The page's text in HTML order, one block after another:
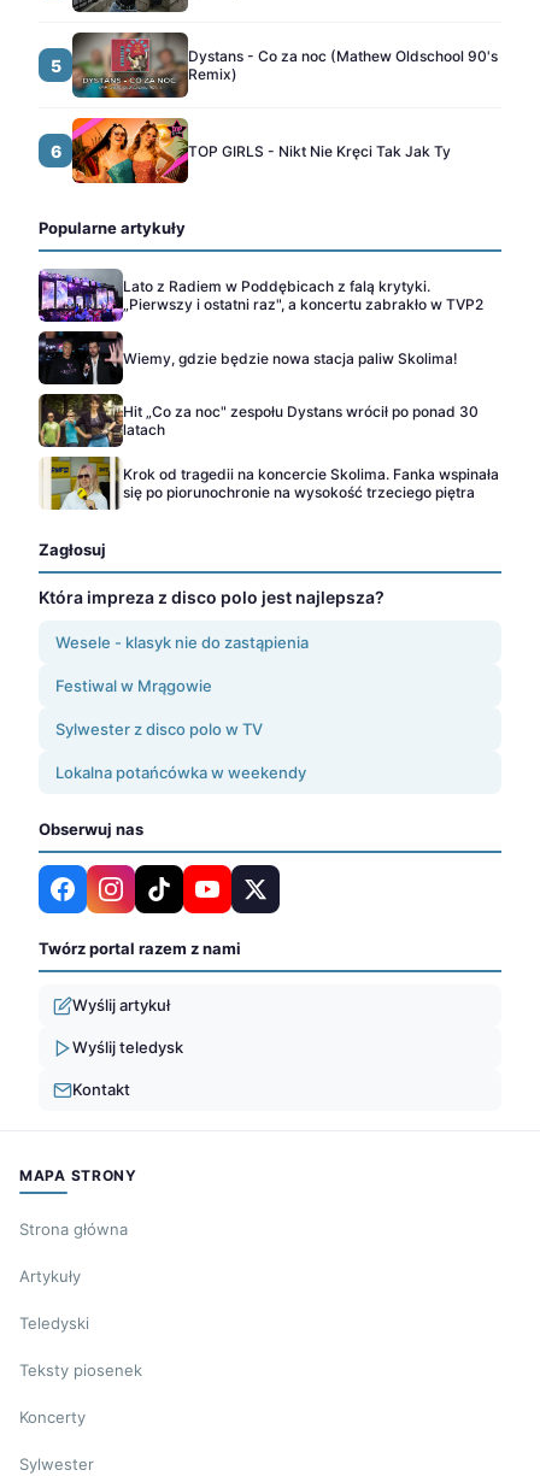
5
Dystans - Co za noc (Mathew Oldschool 90's
Remix)
6 TOP GIRLS - Nikt Nie Kręci Tak Jak Ty
Popularne artykuły
Lato z Radiem w Poddębicach z falą krytyki.
„Pierwszy i ostatni raz", a koncertu zabrakło w TVP2
Wiemy, gdzie będzie nowa stacja paliw Skolima!
Hit „Co za noc" zespołu Dystans wrócił po ponad 30
latach
Krok od tragedii na koncercie Skolima. Fanka wspinała
się po piorunochronie na wysokość trzeciego piętra
Zagłosuj
Która impreza z disco polo jest najlepsza?
Wesele - klasyk nie do zastąpienia
Festiwal w Mrągowie
Sylwester z disco polo w TV
Lokalna potańcówka w weekendy
Obserwuj nas
Twórz portal razem z nami
Wyślij artykuł
Wyślij teledysk
Kontakt
MAPA STRONY
Strona główna
Artykuły
Teledyski
Teksty piosenek
Koncerty
Sylwester